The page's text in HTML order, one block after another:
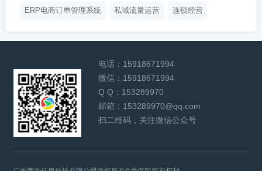
ERP电商订单管理系统 私域流量运营 连锁经营
电话： 15918671994
微信： 15918671994
Q Q： 153289970
邮箱： 153289970@qq.com
扫二维码，关注微信公众号